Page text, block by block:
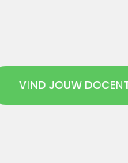
VIND JOUW